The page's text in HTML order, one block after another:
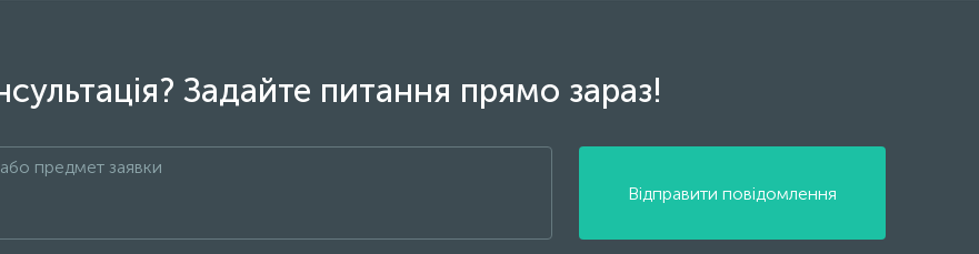
Задайте питання прямо зараз!
Відправити повідомлення